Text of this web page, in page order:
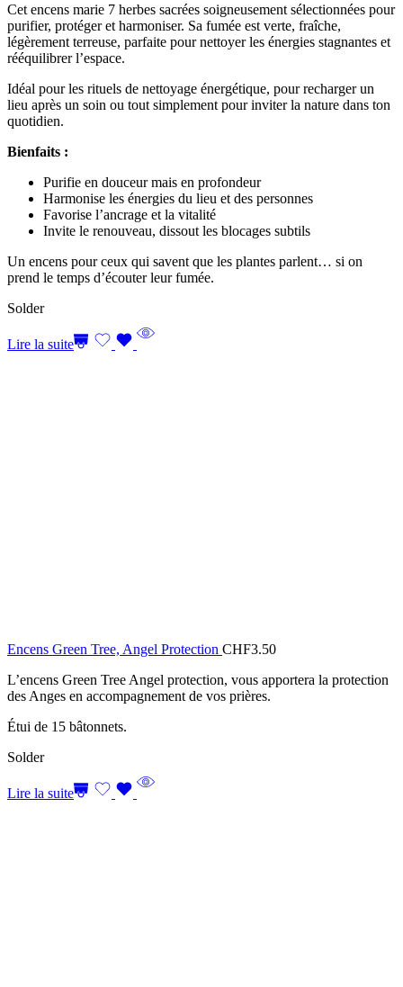
Cet encens marie 7 herbes sacrées soigneusement sélectionnées pour
purifier, protéger et harmoniser. Sa fumée est verte, fraîche,
légèrement terreuse, parfaite pour nettoyer les énergies stagnantes et
rééquilibrer l’espace.
Idéal pour les rituels de nettoyage énergétique, pour recharger un
lieu après un soin ou tout simplement pour inviter la nature dans ton
quotidien.
Bienfaits :
Purifie en douceur mais en profondeur
Harmonise les énergies du lieu et des personnes
Favorise l’ancrage et la vitalité
Invite le renouveau, dissout les blocages subtils
Un encens pour ceux qui savent que les plantes parlent… si on
prend le temps d’écouter leur fumée.
Solder
Lire la suite
Encens Green Tree, Angel Protection CHF3.50
L’encens Green Tree Angel protection, vous apportera la protection
des Anges en accompagnement de vos prières.
Étui de 15 bâtonnets.
Solder
Lire la suite